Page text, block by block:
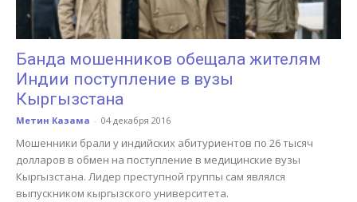
Банда мошенников обещала жителям
Индии поступление в вузы
Кыргызстана
Метин Казама - 04 декабря 2016
Мошенники брали у индийских абитуриентов по 26 тысяч
долларов в обмен на поступление в медицинские вузы
Кыргызстана. Лидер преступной группы сам являлся
выпускником кыргызского университета.